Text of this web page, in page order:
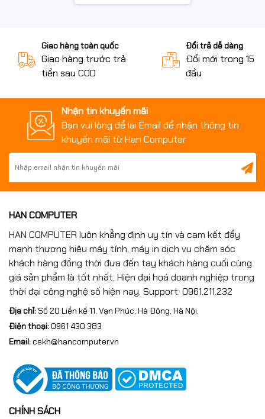
Giao hàng toàn quốc
Giao hàng trước trả
tiền sau COD
Đổi trả dễ dàng
Đổi mới trong 15
đầu
Nhận tin khuyến mãi
Bạn vui lòng để lại Email để nhận thông tin
khuyến mãi từ Han Computer
HAN COMPUTER
HAN COMPUTER luôn khẳng định uy tín và cam kết đẩy
mạnh thương hiệu máy tính, máy in dịch vụ chăm sóc
khách hàng đồng thời đưa đến tay khách hàng cuối cùng
giá sản phẩm là tốt nhất, Hiện đại hoá doanh nghiệp trong
thời đại công nghệ số hiện nay. Support: 0961.211.232
Địa chỉ:Số 20 Liền kề 11, Vạn Phúc, Hà Đông, Hà Nội.
Điện thoại:0961 430 383
Email:cskh@hancomputer.vn
CHÍNH SÁCH